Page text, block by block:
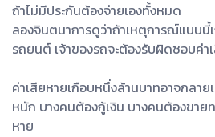
ถ้าไม่มีประกันต้องจ่ายเองทั้งหมด
ลองจินตนาการดูว่าถ้าเหตุการณ์แบบ
รถยนต์ เจ้าของรถจะต้องรับผิดชอบค่า
ค่าเสียหายเกือบหนึ่งล้านบาทอาจกลาย
หนัก บางคนต้องกู้เงิน บางคนต้องขาย
หาย